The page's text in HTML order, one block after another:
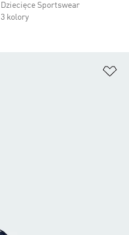
Dziecięce Sportswear
3 kolory